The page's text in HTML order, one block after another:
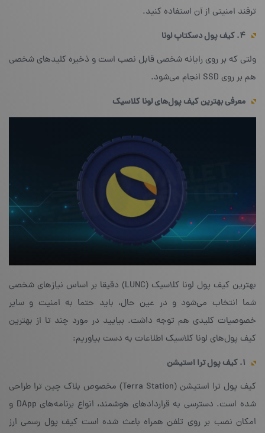
ترفند امنیتی از آن استفاده کنید.
۴. کیف پول دسکتاپ لونا
ولتی که بر روی رایانه شخصی قابل نصب است و ذخیره کلیدهای شخصی
هم بر روی SSD انجام می‌شود.
معرفی بهترین کیف پول‌های لونا کلاسیک
بهترین کیف پول لونا کلاسیک (LUNC) دقیقا بر اساس نیازهای شخصی
شما انتخاب می‌شود و در عین حال، باید حتما به امنیت و سایر
خصوصیات کلیدی هم توجه داشت. بیایید در مورد چند تا از بهترین
کیف پول‌های لونا کلاسیک اطلاعات به دست بیاوریم:
۱. کیف پول ترا استیشن
کیف پول ترا استیشن (Terra Station) مخصوص بلاک چین ترا طراحی
شده است. دسترسی به قراردادهای هوشمند، انواع برنامه‌های DApp و
امکان نصب بر روی تلفن همراه باعث شده است کیف پول رسمی ارز